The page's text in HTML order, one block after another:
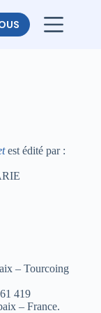
est édité par :
– Tourcoing
419
– France.